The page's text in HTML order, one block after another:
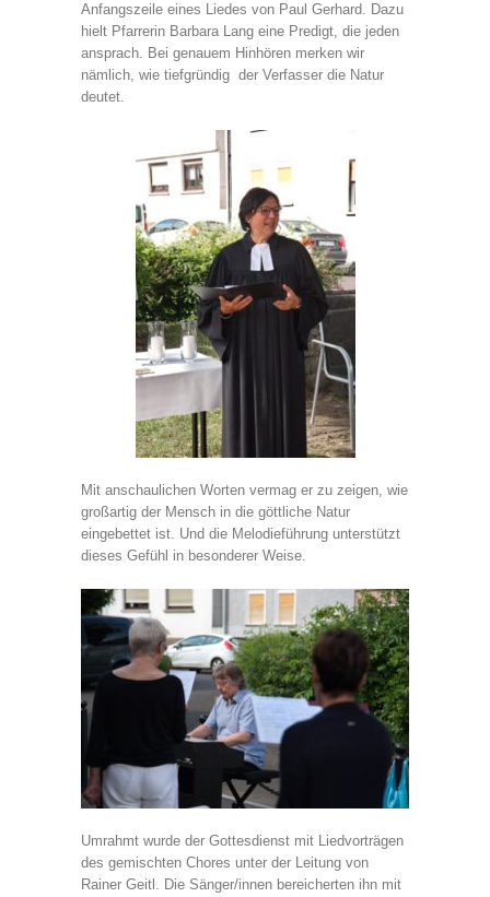
Anfangszeile eines Liedes von Paul Gerhard. Dazu
hielt Pfarrerin Barbara Lang eine Predigt, die jeden
ansprach. Bei genauem Hinhören merken wir
nämlich, wie tiefgründig der Verfasser die Natur
deutet.
Mit anschaulichen Worten vermag er zu zeigen, wie
großartig der Mensch in die göttliche Natur
eingebettet ist. Und die Melodieführung unterstützt
dieses Gefühl in besonderer Weise.
Umrahmt wurde der Gottesdienst mit Liedvorträgen
des gemischten Chores unter der Leitung von
Rainer Geitl. Die Sänger/innen bereicherten ihn mit